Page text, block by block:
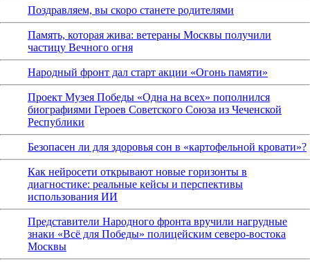
Поздравляем, вы скоро станете родителями
Память, которая жива: ветераны Москвы получили
частицу Вечного огня
Народный фронт дал старт акции «Огонь памяти»
Проект Музея Победы «Одна на всех» пополнился
биографиями Героев Советского Союза из Чеченской
Республики
Безопасен ли для здоровья сон в «картофельной кровати»?
Как нейросети открывают новые горизонты в
диагностике: реальные кейсы и перспективы
использования ИИ
Представители Народного фронта вручили нагрудные
знаки «Всё для Победы» полицейским северо-востока
Москвы